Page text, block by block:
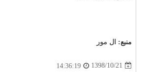
منبع: ال مور
1398/10/21
14:36:19